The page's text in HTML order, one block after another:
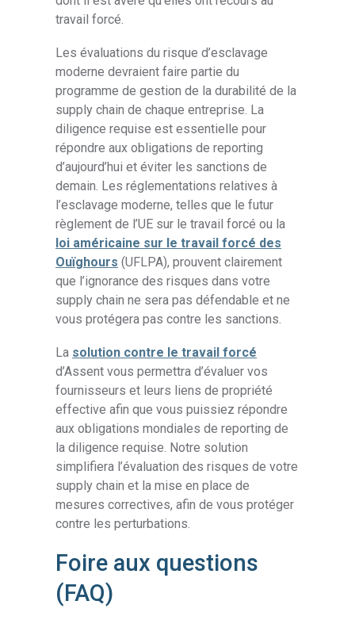
travail forcé.
Les évaluations du risque d’esclavage
moderne devraient faire partie du
programme de gestion de la durabilité de la
supply chain de chaque entreprise. La
diligence requise est essentielle pour
répondre aux obligations de reporting
d’aujourd’hui et éviter les sanctions de
demain. Les réglementations relatives à
l’esclavage moderne, telles que le futur
règlement de l’UE sur le travail forcé ou la
loi américaine sur le travail forcé des
Ouïghours (UFLPA), prouvent clairement
que l’ignorance des risques dans votre
supply chain ne sera pas défendable et ne
vous protégera pas contre les sanctions.
La solution contre le travail forcé
d’Assent vous permettra d’évaluer vos
fournisseurs et leurs liens de propriété
effective afin que vous puissiez répondre
aux obligations mondiales de reporting de
la diligence requise. Notre solution
simplifiera l’évaluation des risques de votre
supply chain et la mise en place de
mesures correctives, afin de vous protéger
contre les perturbations.
Foire aux questions
(FAQ)